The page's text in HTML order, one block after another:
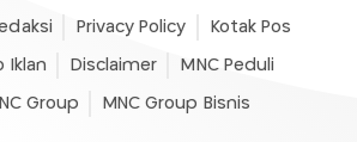
Privacy Policy Kotak Pos
Iklan Disclaimer MNC Peduli
Group MNC Group Bisnis